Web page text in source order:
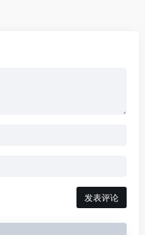
发表评论